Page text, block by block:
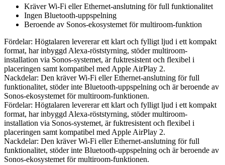
Kräver Wi-Fi eller Ethernet-anslutning för full funktionalitet
Ingen Bluetooth-uppspelning
Beroende av Sonos-ekosystemet för multiroom-funktion
Fördelar: Högtalaren levererar ett klart och fylligt ljud i ett kompakt
format, har inbyggd Alexa-röststyrning, stöder multiroom-
installation via Sonos-systemet, är fuktresistent och flexibel i
placeringen samt kompatibel med Apple AirPlay 2.
Nackdelar: Den kräver Wi-Fi eller Ethernet-anslutning för full
funktionalitet, stöder inte Bluetooth-uppspelning och är beroende av
Sonos-ekosystemet för multiroom-funktionen.
Fördelar: Högtalaren levererar ett klart och fylligt ljud i ett kompakt
format, har inbyggd Alexa-röststyrning, stöder multiroom-
installation via Sonos-systemet, är fuktresistent och flexibel i
placeringen samt kompatibel med Apple AirPlay 2.
Nackdelar: Den kräver Wi-Fi eller Ethernet-anslutning för full
funktionalitet, stöder inte Bluetooth-uppspelning och är beroende av
Sonos-ekosystemet för multiroom-funktionen.